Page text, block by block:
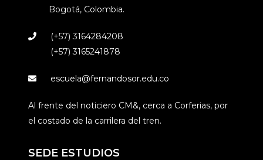
Bogotá, Colombia.
(+57) 3164284208
(+57) 3165241878
escuela@fernandosor.edu.co
Al frente del noticiero CM&, cerca a Corferias, por
el costado de la carrilera del tren.
SEDE ESTUDIOS